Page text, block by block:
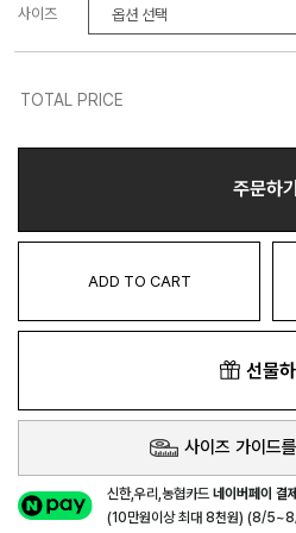
사이즈
TOTAL PRICE
주문하기
ADD TO CART
선물하
사이즈 가이드
신한,우리,농협카드네이버페이 결
(10만원이상 최대 8천원) (8/